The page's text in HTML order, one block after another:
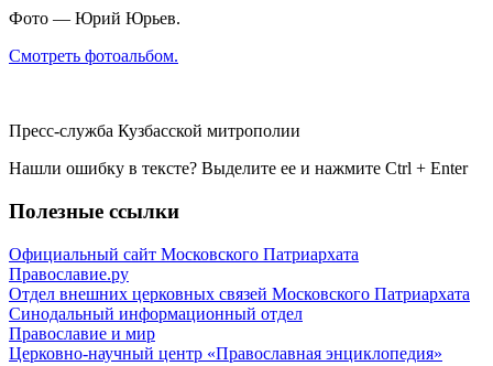
Фото — Юрий Юрьев.
Смотреть фотоальбом.
Пресс-служба Кузбасской митрополии
Нашли ошибку в тексте? Выделите ее и нажмите Ctrl + Enter
Полезные ссылки
Официальный сайт Московского Патриархата
Православие.ру
Отдел внешних церковных связей Московского Патриархата
Синодальный информационный отдел
Православие и мир
Церковно-научный центр «Православная энциклопедия»